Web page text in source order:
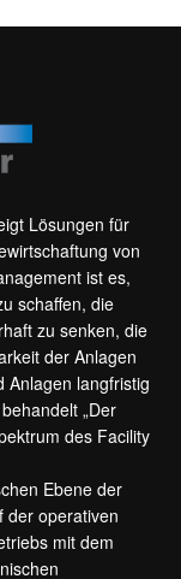
Lösungen für
von
ist es,
schaffen, die
zu senken, die
der Anlagen
Anlagen langfristig
„Der
des Facility
Ebene der
der operativen
mit dem